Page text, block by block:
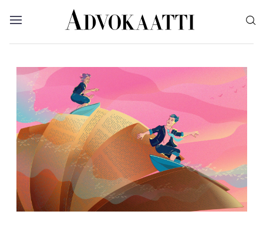
Avaa valikko
Valikon voit myös sulkea painamalla
Advokaatti etusivulle